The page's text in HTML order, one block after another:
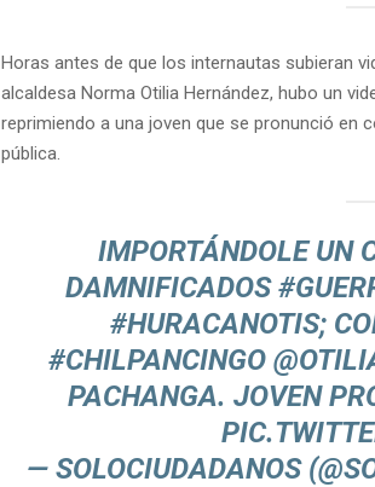
Horas antes de que los internautas subieran
alcaldesa Norma Otilia Hernández, hubo un
reprimiendo a una joven que se pronunció en
pública.
IMPORTÁNDOLE UN
DAMNIFICADOS
#HURACANOTIS;
#CHILPANCINGO
PACHANGA. JOVEN
— SOLOCIUDADANOS